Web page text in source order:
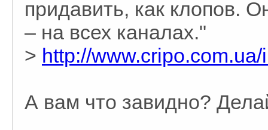
придавить, как клопов.
– на всех каналах."
> http://
А вам что завидно?